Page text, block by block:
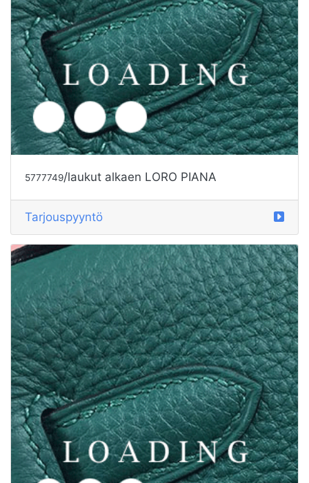
5777749/laukut alkaen LORO PIANA
Tarjouspyyntö